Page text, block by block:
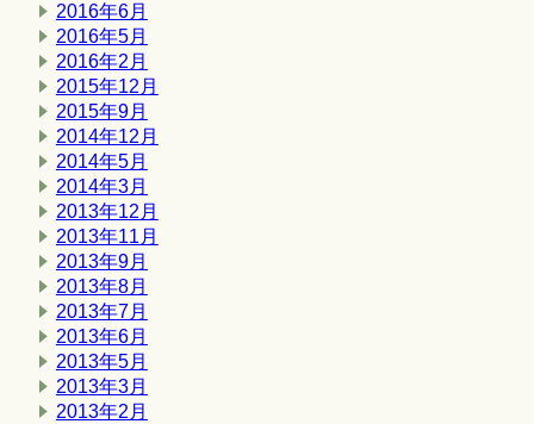
2016年6月
2016年5月
2016年2月
2015年12月
2015年9月
2014年12月
2014年5月
2014年3月
2013年12月
2013年11月
2013年9月
2013年8月
2013年7月
2013年6月
2013年5月
2013年3月
2013年2月